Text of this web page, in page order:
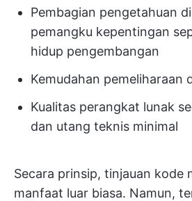
Pembagian pengetahuan
pemangku kepentingan
hidup pengembangan
Kemudahan pemeliharaan
Kualitas perangkat lunak
dan utang teknis minimal
Secara prinsip, tinjauan kode
manfaat luar biasa. Namun,